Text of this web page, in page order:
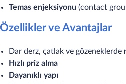
Temas enjeksiyonu (contact
Özellikler ve Avantajlar
Dar derz, çatlak ve gözeneklerde
Hızlı priz alma
Dayanıklı yapı